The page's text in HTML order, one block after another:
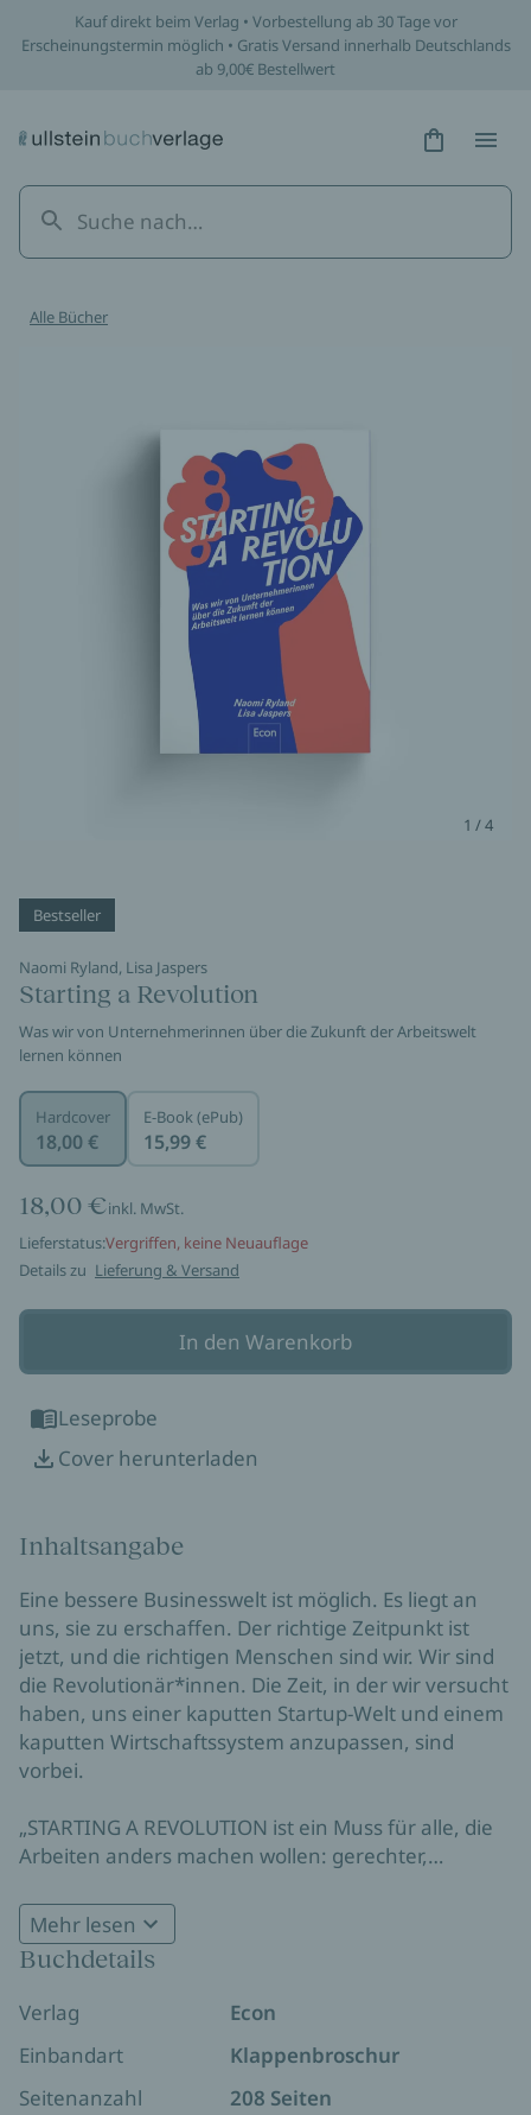
Kauf direkt beim Verlag • Vorbestellung ab 30 Tage vor
Erscheinungstermin möglich • Gratis Versand innerhalb Deutschlands
ab 9,00€ Bestellwert
Hidden
Alle Bücher
1 / 4
Bestseller
Naomi Ryland, Lisa Jaspers
Starting a Revolution
Was wir von Unternehmerinnen über die Zukunft der Arbeitswelt
lernen können
Hardcover
18,00 €
E-Book (ePub)
15,99 €
18,00 €inkl. MwSt.
Lieferstatus:Vergriffen, keine Neuauflage
Details zu Lieferung & Versand
In den Warenkorb
Leseprobe
Cover herunterladen
Inhaltsangabe
Eine bessere Businesswelt ist möglich. Es liegt an
uns, sie zu erschaffen. Der richtige Zeitpunkt ist
jetzt, und die richtigen Menschen sind wir. Wir sind
die Revolutionär*innen. Die Zeit, in der wir versucht
haben, uns einer kaputten Startup-Welt und einem
kaputten Wirtschaftssystem anzupassen, sind
vorbei.
„STARTING A REVOLUTION ist ein Muss für alle, die
Arbeiten anders machen wollen: gerechter,
Freude.“ Kübra Gümüşay
Mehr lesen
Buchdetails
Verlag
Econ
Einbandart
Klappenbroschur
Seitenanzahl
208 Seiten